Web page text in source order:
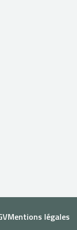
Mentions légales